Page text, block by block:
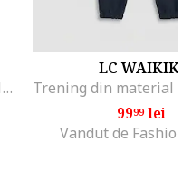
Trening baieti Lion King 10010, Kaki
LC WAIKIKI
9999lei
Vandut de Fashion